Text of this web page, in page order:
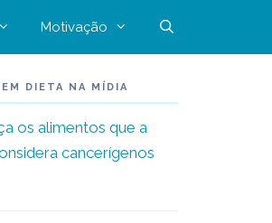
Motivação
DIETA NA MÍDIA
os alimentos que a
cancerígenos